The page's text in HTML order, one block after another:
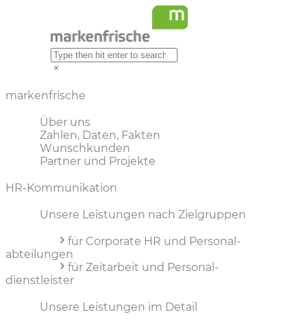
markenfrische
Über uns
Zahlen, Daten, Fakten
Wunschkunden
Partner und Projekte
HR-Kommunikation
Unsere Leistungen nach Zielgruppen
für Corporate HR und Personal­
abteilungen
für Zeitarbeit und Personal­
dienstleister
Unsere Leistungen im Detail